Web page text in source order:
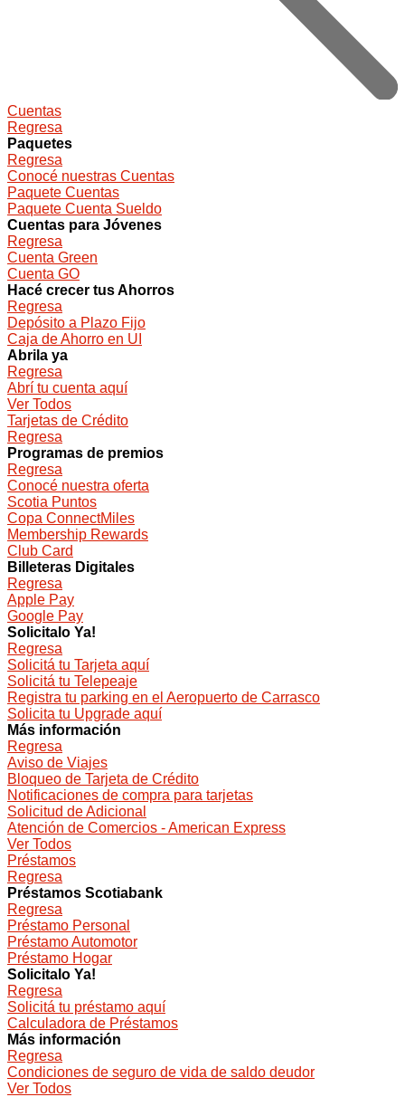
Cuentas
Regresa
Paquetes
Regresa
Conocé nuestras Cuentas
Paquete Cuentas
Paquete Cuenta Sueldo
Cuentas para Jóvenes
Regresa
Cuenta Green
Cuenta GO
Hacé crecer tus Ahorros
Regresa
Depósito a Plazo Fijo
Caja de Ahorro en UI
Abrila ya
Regresa
Abrí tu cuenta aquí
Ver Todos
Tarjetas de Crédito
Regresa
Programas de premios
Regresa
Conocé nuestra oferta
Scotia Puntos
Copa ConnectMiles
Membership Rewards
Club Card
Billeteras Digitales
Regresa
Apple Pay
Google Pay
Solicitalo Ya!
Regresa
Solicitá tu Tarjeta aquí
Solicitá tu Telepeaje
Registra tu parking en el Aeropuerto de Carrasco
Solicita tu Upgrade aquí
Más información
Regresa
Aviso de Viajes
Bloqueo de Tarjeta de Crédito
Notificaciones de compra para tarjetas
Solicitud de Adicional
Atención de Comercios - American Express
Ver Todos
Préstamos
Regresa
Préstamos Scotiabank
Regresa
Préstamo Personal
Préstamo Automotor
Préstamo Hogar
Solicitalo Ya!
Regresa
Solicitá tu préstamo aquí
Calculadora de Préstamos
Más información
Regresa
Condiciones de seguro de vida de saldo deudor
Ver Todos